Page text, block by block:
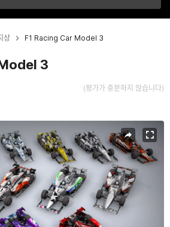
상 F1 Racing Car Model 3
3
(평가가 충분하지 않습니다)